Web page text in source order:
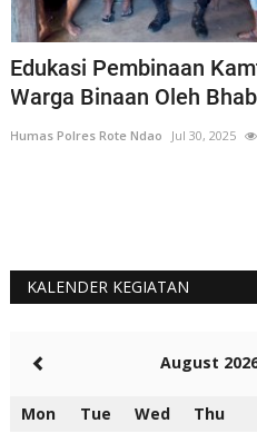
Edukasi Pembinaan
Warga Binaan Oleh
Humas Polres Rote Ndao Jul 30, 2025
KALENDER KEGIATAN
August
Mon Tue Wed Thu